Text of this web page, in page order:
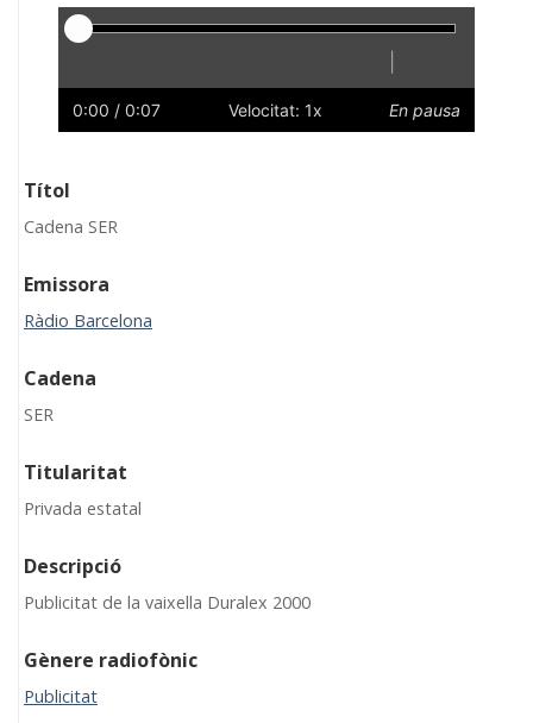
Reproductor
Lent
0:00 / 0:07 Velocitat: 1x En pausa
Títol
Cadena SER
Emissora
Ràdio Barcelona
Cadena
SER
Titularitat
Privada estatal
Descripció
Publicitat de la vaixella Duralex 2000
Gènere radiofònic
Publicitat